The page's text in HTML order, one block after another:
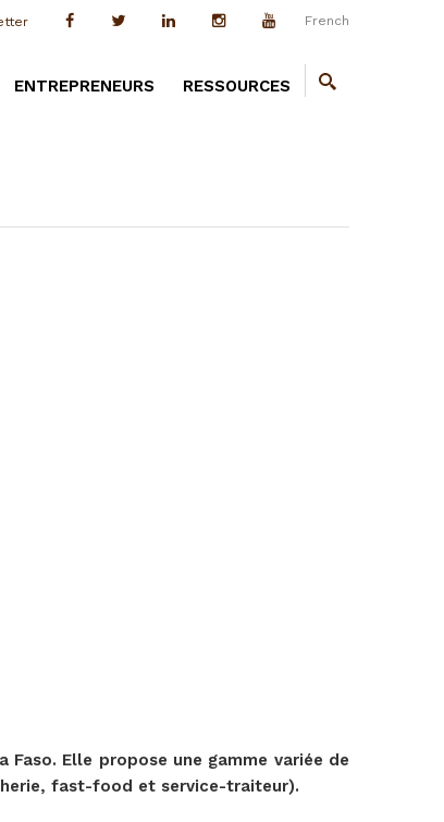
French
ENTREPRENEURS RESSOURCES
Elle propose une gamme variée de
fast-food et service-traiteur).